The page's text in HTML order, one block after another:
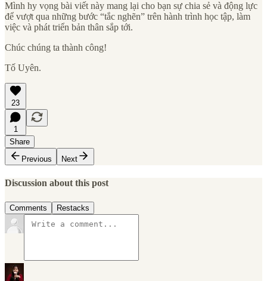
Mình hy vọng bài viết này mang lại cho bạn sự chia sẻ và động lực
để vượt qua những bước “tắc nghẽn” trên hành trình học tập, làm
việc và phát triển bản thân sắp tới.
Chúc chúng ta thành công!
Tố Uyên.
23
1
Share
Previous
Next
Discussion about this post
Comments Restacks